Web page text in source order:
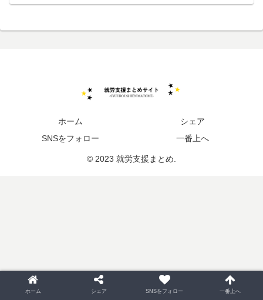
ホーム
シェア
SNSをフォロー
一番上へ
© 2023 就労支援まとめ.
ホーム シェア SNSをフォロー 一番上へ